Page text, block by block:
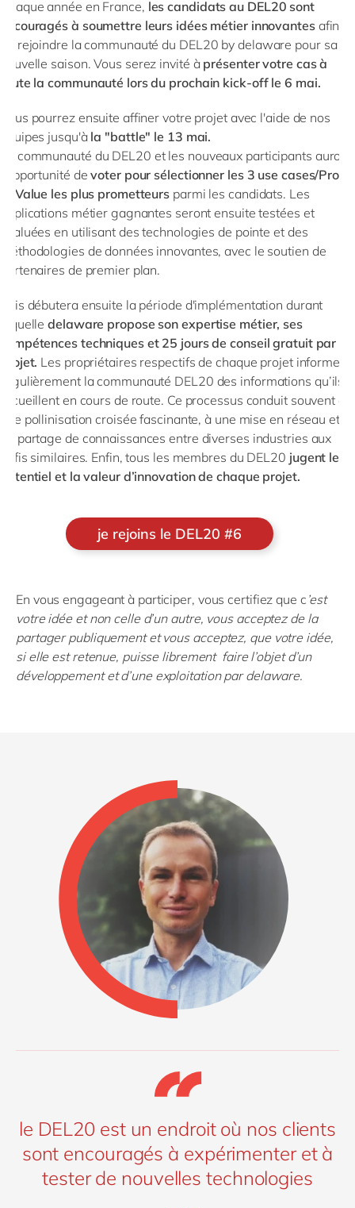
Chaque année en France, les candidats au DEL20 sont
encouragés à soumettre leurs idées métier innovantesafin
de rejoindre la communauté du DEL20 by delaware pour sa
nouvelle saison. Vous serez invité àprésenter votre cas à
toute la communauté lors du prochain kick-off le 6 mai.
Vous pourrez ensuite affiner votre projet avec l'aide de nos
équipes jusqu'àla "battle" le 13 mai.
La communauté du DEL20 et les nouveaux participants auront
l'opportunité devoter pour sélectionner les 3 use cases/Proof
of Value les plus prometteurs parmi les candidats. Les
applications métier gagnantes seront ensuite testées et
évaluées en utilisant des technologies de pointe et des
méthodologies de données innovantes, avec le soutien de
partenaires de premier plan.
Puis débutera ensuite la période d'implémentation durant
laquelle delaware propose son expertise métier, ses
compétences techniques et 25 jours de conseil gratuit par
projet. Les propriétaires respectifs de chaque projet informent
régulièrement la communauté DEL20 des informations qu’ils
recueillent en cours de route. Ce processus conduit souvent à
une pollinisation croisée fascinante, à une mise en réseau et
au partage de connaissances entre diverses industries aux
défis similaires. Enfin, tous les membres du DEL20 jugent le
potentiel et la valeur d’innovation de chaque projet.
je rejoins le DEL20 #6
En vous engageant à participer, vous certifiez que c ’est
votre idée et non celle d’un autre, vous acceptez de la
partager publiquement et vous acceptez, que votre idée,
si elle est retenue, puisse librement faire l’objet d’un
développement et d’une exploitation par delaware.
le DEL20 est un endroit où nos clients
sont encouragés à expérimenter et à
tester de nouvelles technologies